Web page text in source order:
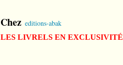
Chez editions-abak
LES LIVRELS EN EXCLUSIVITÉ